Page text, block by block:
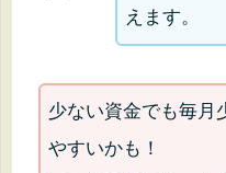
えます。
少ない資金でも毎月
やすいかも！